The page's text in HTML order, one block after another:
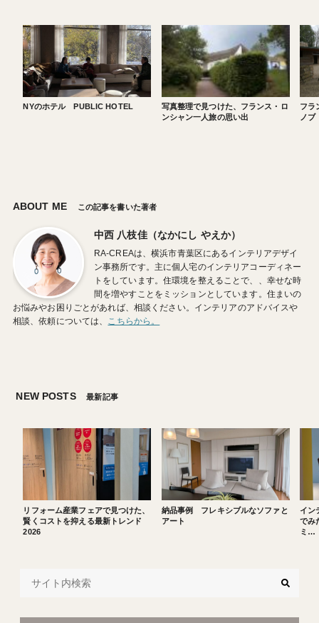
NYのホテル PUBLIC HOTEL
写真整理で見つけた、フランス・ロ
ンシャン一人旅の思い出
フラ
ノブ
ABOUT ME この記事を書いた著者
中西 八枝佳（なかにし やえか）
RA-CREAは、横浜市青葉区にあるインテリアデザイ
ン事務所です。主に個人宅のインテリアコーディネー
トをしています。住環境を整えることで、、幸せな時
間を増やすことをミッションとしています。住まいの
お悩みやお困りごとがあれば、相談ください。インテリアのアドバイスや
相談、依頼については、 こちらから。
NEW POSTS 最新記事
リフォーム産業フェアで見つけた、
賢くコストを抑える最新トレンド
2026
納品事例 フレキシブルなソファと
アート
イン
でみ
ミ…